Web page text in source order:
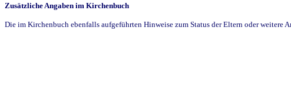
Zusätzliche Angaben im Kirchenbuch
Die im Kirchenbuch ebenfalls aufgeführten Hinweise zum Status der Eltern oder weitere